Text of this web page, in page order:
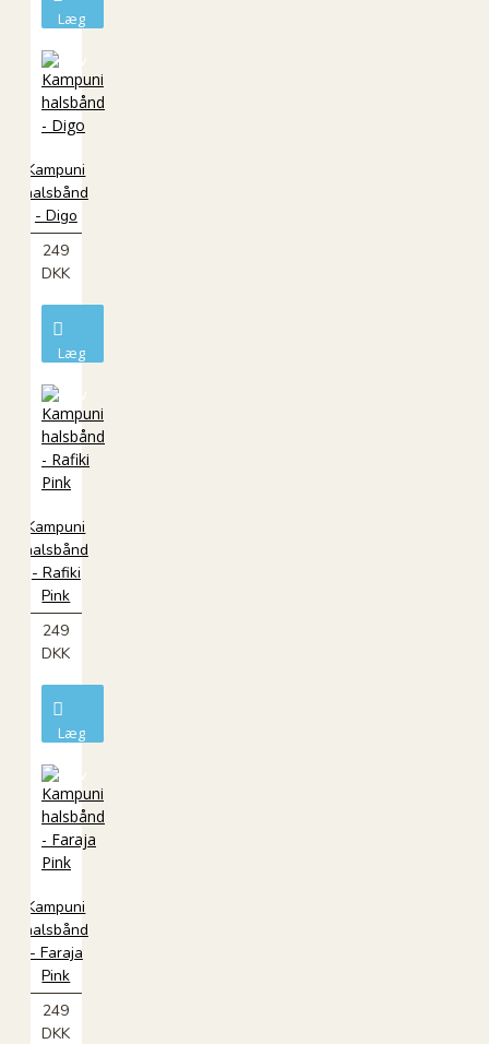
Læg
kurv
Kampuni
halsbånd
- Digo
249
DKK
Læg
kurv
Kampuni
halsbånd
- Rafiki
Pink
249
DKK
Læg
kurv
Kampuni
halsbånd
- Faraja
Pink
249
DKK